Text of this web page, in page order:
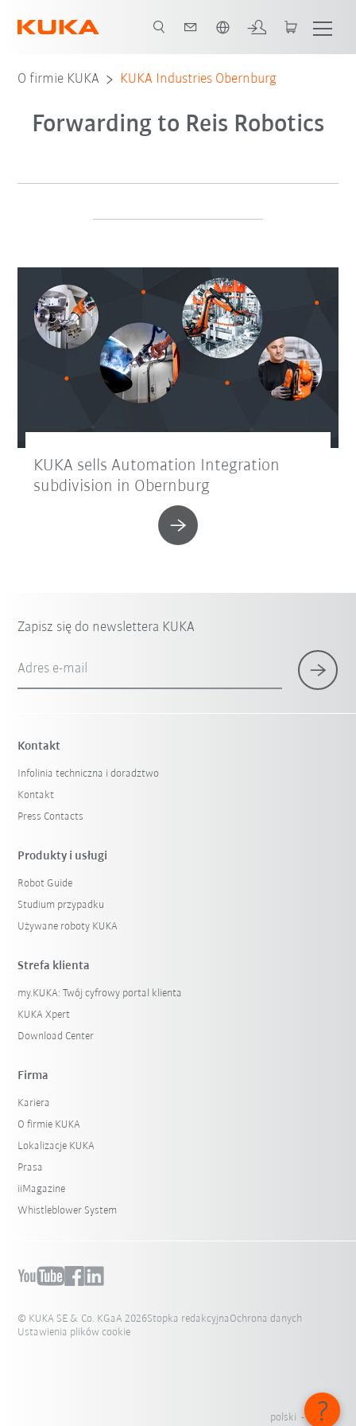
O firmie KUKA KUKA Industries Obernburg
Forwarding to Reis Robotics
KUKA sells Automation Integration
subdivision in Obernburg
Zapisz się do newslettera KUKA
Adres e-mail
Kontakt
Infolinia techniczna i doradztwo
Kontakt
Press Contacts
Produkty i usługi
Robot Guide
Studium przypadku
Używane roboty KUKA
Strefa klienta
my.KUKA: Twój cyfrowy portal klienta
KUKA Xpert
Download Center
Firma
Kariera
O firmie KUKA
Lokalizacje KUKA
Prasa
iiMagazine
Whistleblower System
© KUKA SE & Co. KGaA 2026Stopka redakcyjna Ochrona danych
Ustawienia plików cookie
polski - Polska